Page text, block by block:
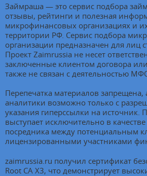
Займраша — это сервис подбора
отзывы, рейтинги и полезная
микрофинансовых организациях и
территории РФ. Сервис подбора
организации предназначен для лиц
Проект Zaimrussia не несет
заключенные клиентом договора
также не связан с деятельностью
Перепечатка материалов запрещена,
аналитики возможно только с
указания гиперссылки на источник.
выступает исключительно в
посредника между потенциальным
лицензированными участниками
zaimrussia.ru получил сертификат
Root CA X3, что демонстрирует